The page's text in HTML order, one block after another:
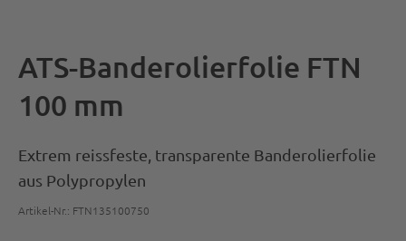
ATS-Banderolierfolie FTN
100 mm
Extrem reissfeste, transparente Banderolierfolie
aus Polypropylen
Artikel-Nr.: FTN135100750